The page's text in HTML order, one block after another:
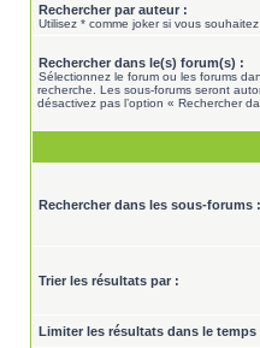
Rechercher par auteur :
Utilisez * comme joker si vous
Rechercher dans le(s) forum(s) :
Sélectionnez le forum ou les forums
recherche. Les sous-forums seront
désactivez pas l’option « Rechercher
Rechercher dans les sous-forums :
Trier les résultats par :
Limiter les résultats dans le temps